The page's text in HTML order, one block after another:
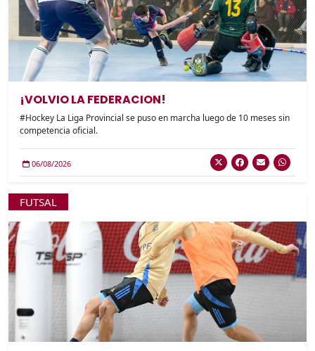
¡VOLVIO LA FEDERACION!
#Hockey La Liga Provincial se puso en marcha luego de 10 meses sin
competencia oficial.
06/08/2026
FUTSAL